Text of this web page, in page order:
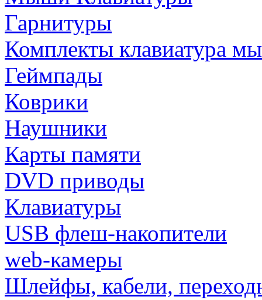
Гарнитуры
Комплекты клавиатура
Геймпады
Коврики
Наушники
Карты памяти
DVD приводы
Клавиатуры
USB флеш-накопители
web-камеры
Шлейфы, кабели,